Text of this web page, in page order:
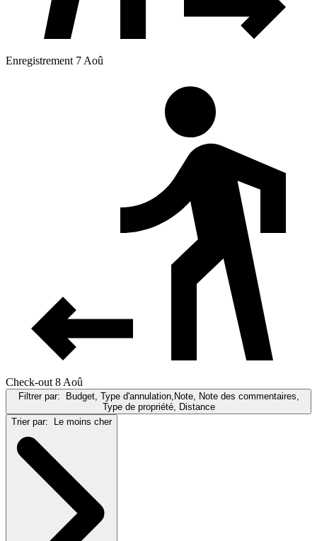
Enregistrement 7 Aoû
Check-out 8 Aoû
Filtrer par:
Budget, Type d'annulation,Note, Note des commentaires,
Type de propriété, Distance
Trier par:
Le moins cher